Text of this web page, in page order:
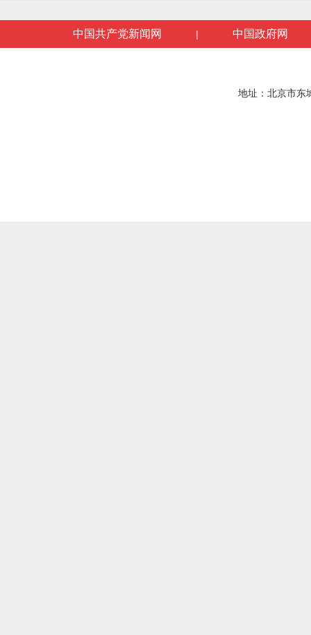
中国共产党新闻网 | 中国政府网
地址：北京市东